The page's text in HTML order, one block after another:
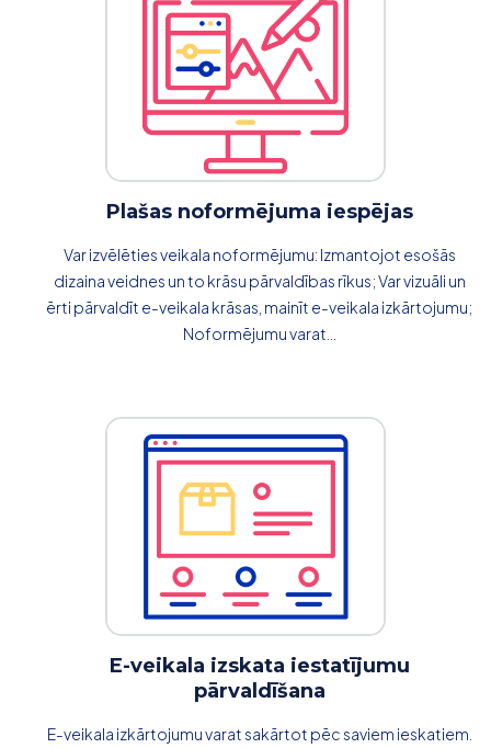
Plašas noformējuma iespējas
Var izvēlēties veikala noformējumu: Izmantojot esošās
dizaina veidnes un to krāsu pārvaldības rīkus; Var vizuāli un
ērti pārvaldīt e-veikala krāsas, mainīt e-veikala izkārtojumu;
Noformējumu varat...
E-veikala izskata iestatījumu
pārvaldīšana
E-veikala izkārtojumu varat sakārtot pēc saviem ieskatiem.